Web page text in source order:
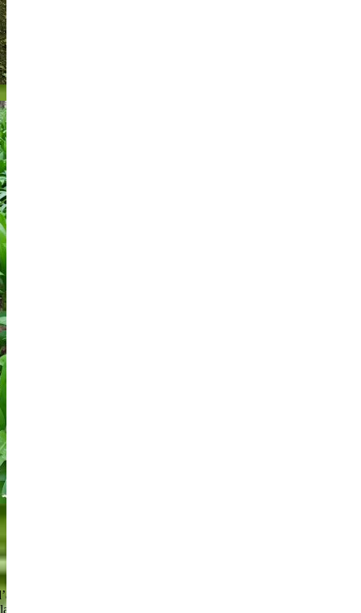
que l’on trouve beaucoup dans les endroits humides et ombragés.
se termine avec les premières fleurs.